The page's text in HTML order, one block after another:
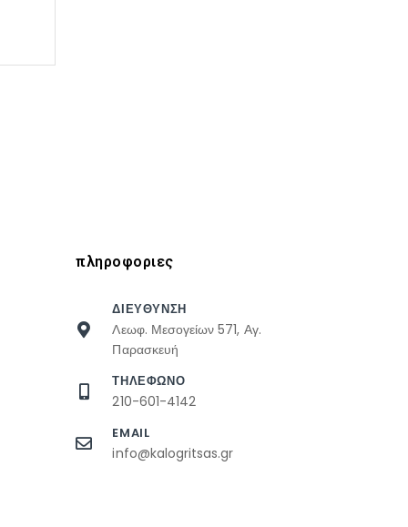
πληροφοριες
ΔΙΕΥΘΥΝΣΗ
Λεωφ. Μεσογείων 571, Αγ.
Παρασκευή
ΤΗΛΕΦΩΝΟ
210-601-4142
EMAIL
info@kalogritsas.gr